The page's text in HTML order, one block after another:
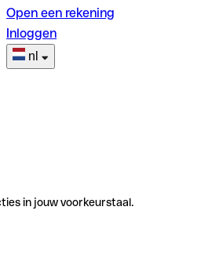
Open een rekening
Inloggen
nl
in jouw voorkeurstaal.